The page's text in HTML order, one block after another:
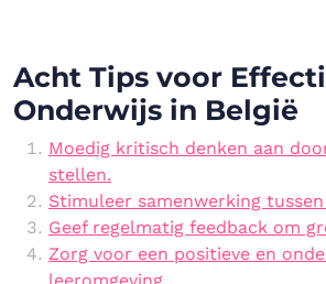
Acht Tips voor
Onderwijs in België
Moedig kritisch denken aan
stellen.
Stimuleer samenwerking
Geef regelmatig feedback om
Zorg voor een positieve en